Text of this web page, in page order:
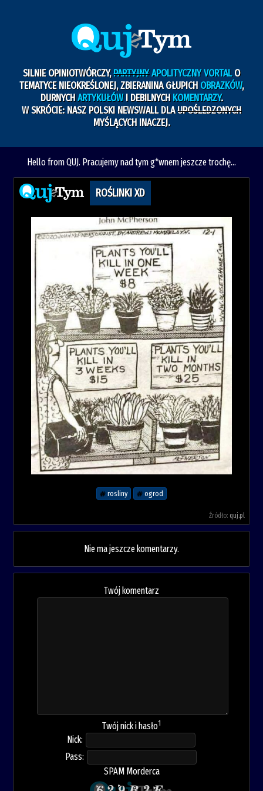
SILNIE OPINIOTWÓRCZY,PARTYJNYAPOLITYCZNY VORTALO
TEMATYCE NIEOKREŚLONEJ, ZBIERANINA GŁUPICHOBRAZKÓW,
DURNYCHARTYKUŁÓWI DEBILNYCHKOMENTARZY.
W SKRÓCIE: NASZ POLSKI NEWSWALL DLAUPOŚLEDZONYCH
MYŚLĄCYCH INACZEJ.
Hello from QUJ. Pracujemy nad tym g*wnem jeszcze trochę...
ROŚLINKI XD
rosliny ogrod
Źródło: quj.pl
Nie ma jeszcze komentarzy.
Twój komentarz
Twój nick i hasło1
Nick:
Pass:
SPAM Morderca